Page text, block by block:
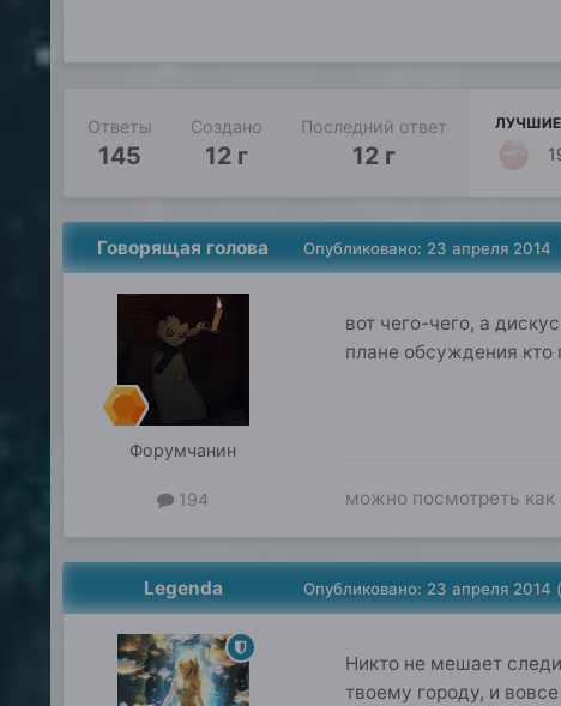
Ответы
145
Создано
12 г
Последний ответ
12 г
ЛУЧШИЕ
Говорящая голова
Форумчанин
194
Опубликовано: 23 апреля 2014
вот чего-чего, а
плане обсуждения кто
можно посмотреть как
Legenda Опубликовано: 23 апреля 2014
Никто не мешает
твоему городу, и